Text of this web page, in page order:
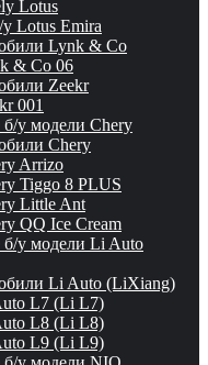
Lotus
Lotus Emira
Lynk & Co
& Co 06
Zeekr
001
б/у модели Chery
Chery
Arrizo
Tiggo 8 PLUS
Little Ant
QQ Ice Cream
б/у модели Li Auto
Li Auto (LiXiang)
L7 (Li L7)
L8 (Li L8)
L9 (Li L9)